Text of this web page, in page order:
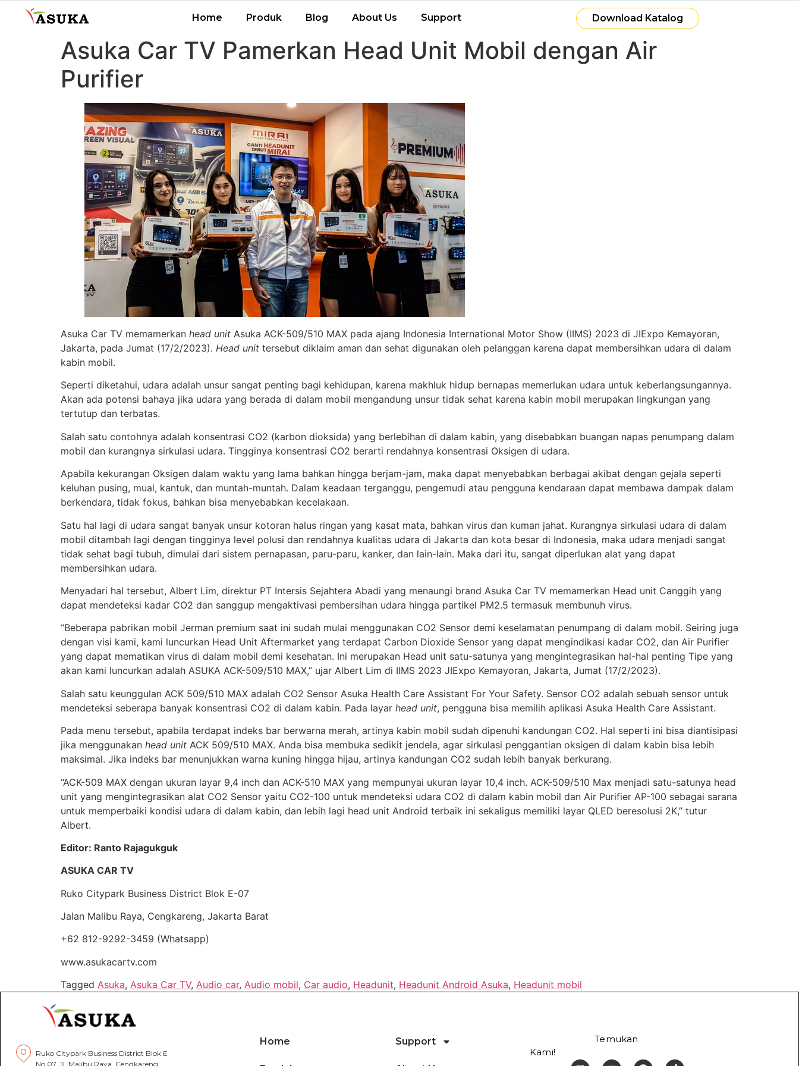
Home Produk Blog About Us Support Download Katalog
Asuka Car TV Pamerkan Head Unit Mobil dengan Air
Purifier
Asuka Car TV memamerkan head unit Asuka ACK-509/510 MAX pada ajang Indonesia International Motor Show (IIMS) 2023 di JIExpo Kemayoran,
Jakarta, pada Jumat (17/2/2023). Head unit tersebut diklaim aman dan sehat digunakan oleh pelanggan karena dapat membersihkan udara di dalam
kabin mobil.
Seperti diketahui, udara adalah unsur sangat penting bagi kehidupan, karena makhluk hidup bernapas memerlukan udara untuk keberlangsungannya.
Akan ada potensi bahaya jika udara yang berada di dalam mobil mengandung unsur tidak sehat karena kabin mobil merupakan lingkungan yang
tertutup dan terbatas.
Salah satu contohnya adalah konsentrasi CO2 (karbon dioksida) yang berlebihan di dalam kabin, yang disebabkan buangan napas penumpang dalam
mobil dan kurangnya sirkulasi udara. Tingginya konsentrasi CO2 berarti rendahnya konsentrasi Oksigen di udara.
Apabila kekurangan Oksigen dalam waktu yang lama bahkan hingga berjam-jam, maka dapat menyebabkan berbagai akibat dengan gejala seperti
keluhan pusing, mual, kantuk, dan muntah-muntah. Dalam keadaan terganggu, pengemudi atau pengguna kendaraan dapat membawa dampak dalam
berkendara, tidak fokus, bahkan bisa menyebabkan kecelakaan.
Satu hal lagi di udara sangat banyak unsur kotoran halus ringan yang kasat mata, bahkan virus dan kuman jahat. Kurangnya sirkulasi udara di dalam
mobil ditambah lagi dengan tingginya level polusi dan rendahnya kualitas udara di Jakarta dan kota besar di Indonesia, maka udara menjadi sangat
tidak sehat bagi tubuh, dimulai dari sistem pernapasan, paru-paru, kanker, dan lain-lain. Maka dari itu, sangat diperlukan alat yang dapat
membersihkan udara.
Menyadari hal tersebut, Albert Lim, direktur PT Intersis Sejahtera Abadi yang menaungi brand Asuka Car TV memamerkan Head unit Canggih yang
dapat mendeteksi kadar CO2 dan sanggup mengaktivasi pembersihan udara hingga partikel PM2.5 termasuk membunuh virus.
“Beberapa pabrikan mobil Jerman premium saat ini sudah mulai menggunakan CO2 Sensor demi keselamatan penumpang di dalam mobil. Seiring juga
dengan visi kami, kami luncurkan Head Unit Aftermarket yang terdapat Carbon Dioxide Sensor yang dapat mengindikasi kadar CO2, dan Air Purifier
yang dapat mematikan virus di dalam mobil demi kesehatan. Ini merupakan Head unit satu-satunya yang mengintegrasikan hal-hal penting Tipe yang
akan kami luncurkan adalah ASUKA ACK-509/510 MAX,” ujar Albert Lim di IIMS 2023 JIExpo Kemayoran, Jakarta, Jumat (17/2/2023).
Salah satu keunggulan ACK 509/510 MAX adalah CO2 Sensor Asuka Health Care Assistant For Your Safety. Sensor CO2 adalah sebuah sensor untuk
mendeteksi seberapa banyak konsentrasi CO2 di dalam kabin. Pada layar head unit, pengguna bisa memilih aplikasi Asuka Health Care Assistant.
Pada menu tersebut, apabila terdapat indeks bar berwarna merah, artinya kabin mobil sudah dipenuhi kandungan CO2. Hal seperti ini bisa diantisipasi
jika menggunakan head unit ACK 509/510 MAX. Anda bisa membuka sedikit jendela, agar sirkulasi penggantian oksigen di dalam kabin bisa lebih
maksimal. Jika indeks bar menunjukkan warna kuning hingga hijau, artinya kandungan CO2 sudah lebih banyak berkurang.
“ACK-509 MAX dengan ukuran layar 9,4 inch dan ACK-510 MAX yang mempunyai ukuran layar 10,4 inch. ACK-509/510 Max menjadi satu-satunya head
unit yang mengintegrasikan alat CO2 Sensor yaitu CO2-100 untuk mendeteksi udara CO2 di dalam kabin mobil dan Air Purifier AP-100 sebagai sarana
untuk memperbaiki kondisi udara di dalam kabin, dan lebih lagi head unit Android terbaik ini sekaligus memiliki layar QLED beresolusi 2K,” tutur
Albert.
Editor: Ranto Rajagukguk
ASUKA CAR TV
Ruko Citypark Business District Blok E-07
Jalan Malibu Raya, Cengkareng, Jakarta Barat
+62 812-9292-3459 (Whatsapp)
www.asukacartv.com
Tagged Asuka, Asuka Car TV, Audio car, Audio mobil, Car audio, Headunit, Headunit Android Asuka, Headunit mobil
Ruko Citypark Business District Blok E
No.07, Jl. Malibu Raya, Cengkareng,
Home Support
Temukan
Kami!